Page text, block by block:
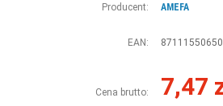
Producent: AMEFA
EAN:
Cena brutto: 7,47